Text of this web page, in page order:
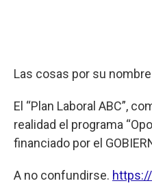
Las cosas por su nombre
El “Plan Laboral ABC”,
realidad el programa
financiado por el
A no confundirse.